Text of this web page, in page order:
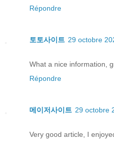
Répondre
토토사이트 29 octobre
What a nice information,
Répondre
메이저사이트 29 octobre
Very good article, I